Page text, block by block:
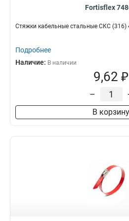
Fortisflex
Стяжки кабельные стальные СКС (316)
Подробнее
Наличие: В наличии
9,62 ₽
–
В корзину